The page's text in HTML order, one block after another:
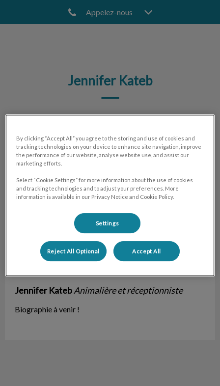
Appelez-nous
Jennifer Kateb
Jennifer KatebAnimalière et réceptionniste
Biographie à venir !
By clicking “Accept All” you agree to the storing and use of cookies and
tracking technologies on your device to enhance site navigation, improve
the performance of our website, analyse website use, and assist our
marketing efforts.
Select “Cookie Settings” for more information about the use of cookies
and tracking technologies and to adjust your preferences. More
information is available in our Privacy Notice and Cookie Policy.
Settings
Reject All Optional Accept All